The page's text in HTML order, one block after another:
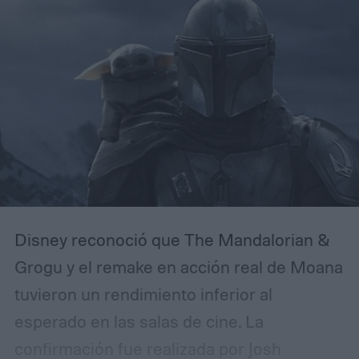
Disney reconoció que The Mandalorian &
Grogu y el remake en acción real de Moana
tuvieron un rendimiento inferior al
esperado en las salas de cine. La